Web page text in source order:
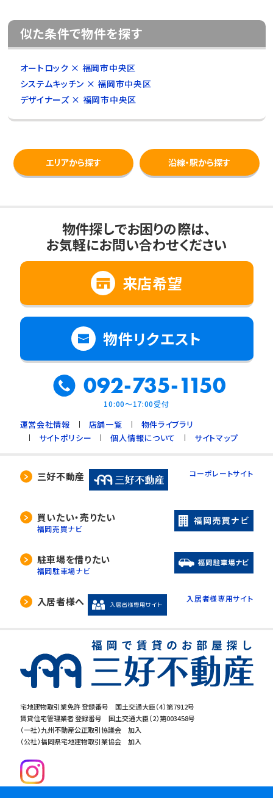
似た条件で物件を探す
オートロック × 福岡市中央区
システムキッチン × 福岡市中央区
デザイナーズ × 福岡市中央区
エリアから探す 沿線・駅から探す
宅地建物取引業免許 登録番号 国土交通大臣（4）第7912号
賃貸住宅管理業者 登録番号 国土交通大臣（2）第003458号
（一社）九州不動産公正取引協議会 加入
（公社）福岡県宅地建物取引業協会 加入
物件探しでお困りの際は、
お気軽にお問い合わせください
来店希望
物件リクエスト
092-735-1150
10:00～17:00受付
運営会社情報 店舗一覧
物件ライブラリ
サイトポリシー
個人情報について サイトマップ
三好不動産 コーポレートサイト
買いたい・売りたい
福岡売買ナビ
駐車場を借りたい
福岡駐車場ナビ
入居者様へ 入居者様専用サイト